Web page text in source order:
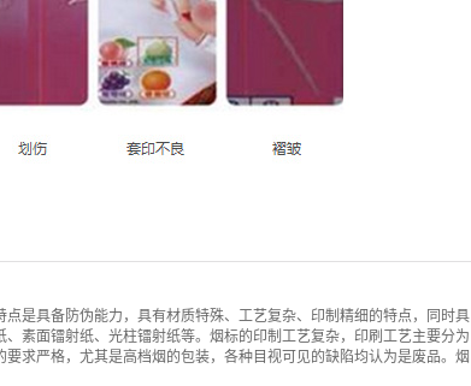
是具备防伪能力，具有材质特殊、工艺复杂、印制精细的特点，同时具
素面镭射纸、光柱镭射纸等。烟标的印制工艺复杂，印刷工艺主要分为
求严格，尤其是高档烟的包装，各种目视可见的缺陷均认为是废品。烟